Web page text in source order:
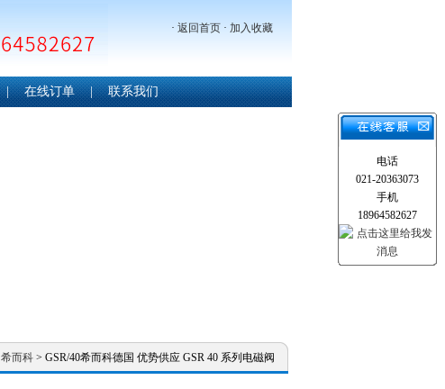
· 返回首页 · 加入收藏
| 在线订单 | 联系我们
希而科 > GSR/40希而科德国 优势供应 GSR 40 系列电磁阀
电话
021-20363073
手机
18964582627